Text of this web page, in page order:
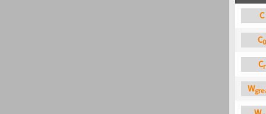
C
C0
Cr
W